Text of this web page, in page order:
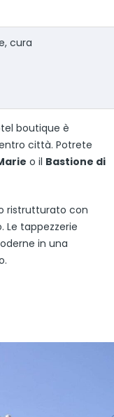
cura
boutique è
città. Potrete
o il Bastione di
ristrutturato con
tappezzerie
in una